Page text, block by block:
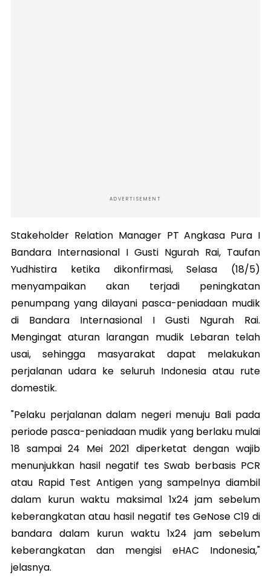
ADVERTISEMENT
Stakeholder Relation Manager PT Angkasa Pura I
Bandara Internasional I Gusti Ngurah Rai, Taufan
Yudhistira ketika dikonfirmasi, Selasa (18/5)
menyampaikan akan terjadi peningkatan
penumpang yang dilayani pasca-peniadaan mudik
di Bandara Internasional I Gusti Ngurah Rai.
Mengingat aturan larangan mudik Lebaran telah
usai, sehingga masyarakat dapat melakukan
perjalanan udara ke seluruh Indonesia atau rute
domestik.
"Pelaku perjalanan dalam negeri menuju Bali pada
periode pasca-peniadaan mudik yang berlaku mulai
18 sampai 24 Mei 2021 diperketat dengan wajib
menunjukkan hasil negatif tes Swab berbasis PCR
atau Rapid Test Antigen yang sampelnya diambil
dalam kurun waktu maksimal 1x24 jam sebelum
keberangkatan atau hasil negatif tes GeNose C19 di
bandara dalam kurun waktu 1x24 jam sebelum
keberangkatan dan mengisi eHAC Indonesia,"
jelasnya.